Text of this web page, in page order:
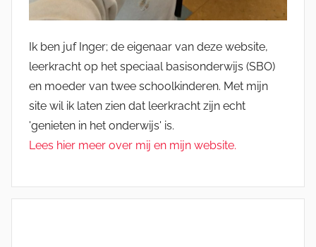
Ik ben juf Inger; de eigenaar van deze website,
leerkracht op het speciaal basisonderwijs (SBO)
en moeder van twee schoolkinderen. Met mijn
site wil ik laten zien dat leerkracht zijn echt
'genieten in het onderwijs' is.
Lees hier meer over mij en mijn website.